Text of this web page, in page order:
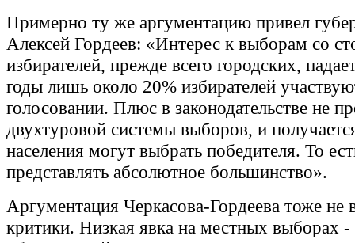
Примерно ту же аргументацию привел
Алексей Гордеев: «Интерес к выборам со
избирателей, прежде всего городских,
годы лишь около 20% избирателей
голосовании. Плюс в законодательстве не
двухтуровой системы выборов, и
населения могут выбрать победителя. То
представлять абсолютное большинство».
Аргументация Черкасова-Гордеева тоже не
критики. Низкая явка на местных выборах -